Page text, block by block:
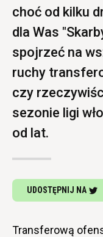
choć od kilku
dla Was
spojrzeć na
ruchy
czy
sezonie ligi
od lat.
UDOSTĘPNIJ NA
Transferową